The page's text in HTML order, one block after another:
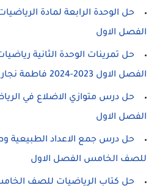
حل الوحدة الرابعة لمادة
الفصل الاول
حل تمرينات الوحدة الثانية
الفصل الاول 2023-2024 فاطمة نجار
حل درس متوازي الاضلاع في
الفصل الاول
حل درس جمع الاعداد الطبيعية
للصف الخامس الفصل الاول
حل كتاب الرياضيات للصف